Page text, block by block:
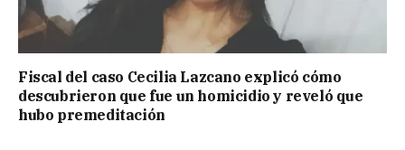
Fiscal del caso Cecilia Lazcano explicó cómo
descubrieron que fue un homicidio y reveló que
hubo premeditación